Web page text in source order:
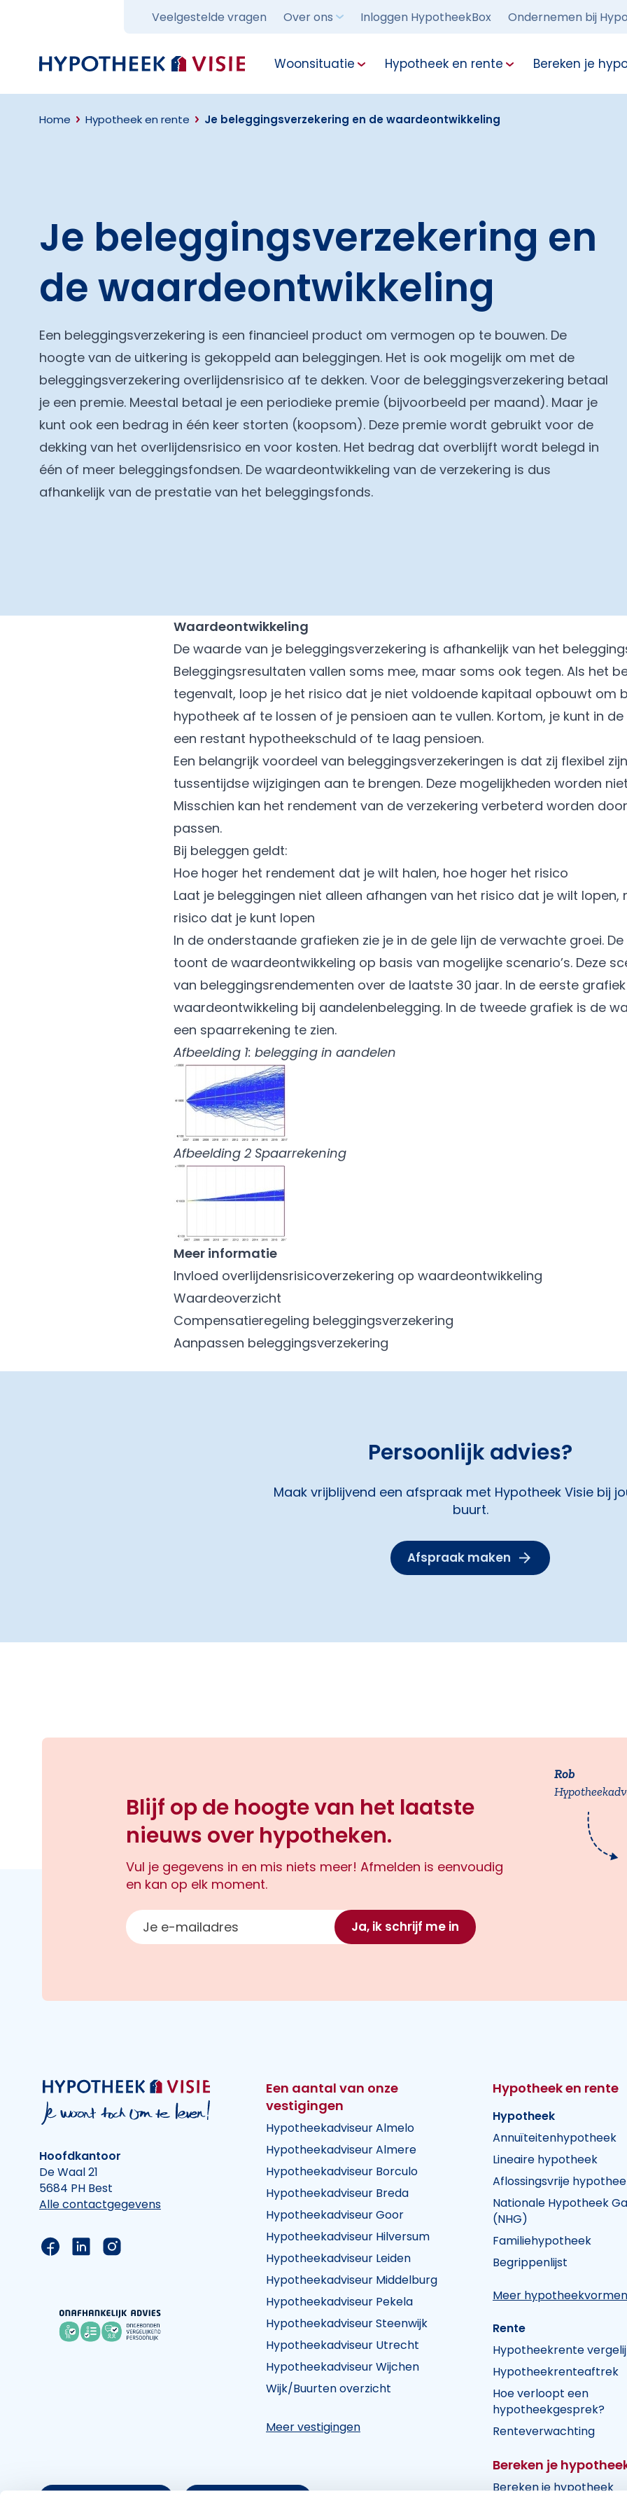
Veelgestelde vragen Over ons Inloggen HypotheekBox Ondernemen bij
Terug naar home Woonsituatie Hypotheek en rente Bereken je
Home Hypotheek en rente Je beleggingsverzekering en de waardeontwikkeling
Je beleggingsverzekering en
de waardeontwikkeling
Een beleggingsverzekering is een financieel product om vermogen op te bouwen. De
hoogte van de uitkering is gekoppeld aan beleggingen. Het is ook mogelijk om met de
beleggingsverzekering overlijdensrisico af te dekken. Voor de beleggingsverzekering betaal
je een premie. Meestal betaal je een periodieke premie (bijvoorbeeld per maand). Maar je
kunt ook een bedrag in één keer storten (koopsom). Deze premie wordt gebruikt voor de
dekking van het overlijdensrisico en voor kosten. Het bedrag dat overblijft wordt belegd in
één of meer beleggingsfondsen. De waardeontwikkeling van de verzekering is dus
afhankelijk van de prestatie van het beleggingsfonds.
Waardeontwikkeling
De waarde van je beleggingsverzekering is afhankelijk van het
Beleggingsresultaten vallen soms mee, maar soms ook tegen. Als het
tegenvalt, loop je het risico dat je niet voldoende kapitaal opbouwt om
hypotheek af te lossen of je pensioen aan te vullen. Kortom, je kunt in
een restant hypotheekschuld of te laag pensioen.
Een belangrijk voordeel van beleggingsverzekeringen is dat zij flexibel
tussentijdse wijzigingen aan te brengen. Deze mogelijkheden worden
Misschien kan het rendement van de verzekering verbeterd worden
passen.
Bij beleggen geldt:
Hoe hoger het rendement dat je wilt halen, hoe hoger het risico
Laat je beleggingen niet alleen afhangen van het risico dat je wilt lopen,
risico dat je kunt lopen
In de onderstaande grafieken zie je in de gele lijn de verwachte groei.
toont de waardeontwikkeling op basis van mogelijke scenario’s. Deze
van beleggingsrendementen over de laatste 30 jaar. In de eerste
waardeontwikkeling bij aandelenbelegging. In de tweede grafiek is de
een spaarrekening te zien.
Afbeelding 1: belegging in aandelen
Afbeelding 2 Spaarrekening
Meer informatie
Invloed overlijdensrisicoverzekering op waardeontwikkeling
Waardeoverzicht
Compensatieregeling beleggingsverzekering
Aanpassen beleggingsverzekering
Persoonlijk advies?
Maak vrijblijvend een afspraak met Hypotheek Visie bij
buurt.
Afspraak maken
Blijf op de hoogte van het laatste
nieuws over hypotheken.
Vul je gegevens in en mis niets meer! Afmelden is eenvoudig
en kan op elk moment.
E-mailadres
Ja, ik schrijf me in
Rob
Hoofdkantoor
De Waal 21
5684 PH Best
Alle contactgegevens
Link naar de Facebook pagina van Hypotheek Visie
Link naar de LinkedIn pagina van Hypotheek Visie
Link naar de Instagram pagina van Hypotheek Visie
Een aantal van onze
vestigingen
Hypotheekadviseur Almelo
Hypotheekadviseur Almere
Hypotheekadviseur Borculo
Hypotheekadviseur Breda
Hypotheekadviseur Goor
Hypotheekadviseur Hilversum
Hypotheekadviseur Leiden
Hypotheekadviseur Middelburg
Hypotheekadviseur Pekela
Hypotheekadviseur Steenwijk
Hypotheekadviseur Utrecht
Hypotheekadviseur Wijchen
Wijk/Buurten overzicht
Meer vestigingen
Hypotheek en rente
Hypotheek
Annuïteitenhypotheek
Lineaire hypotheek
Aflossingsvrije
Nationale Hypotheek
(NHG)
Familiehypotheek
Begrippenlijst
Meer hypotheekvormen
Rente
Hypotheekrente
Hypotheekrenteaftrek
Hoe verloopt een
hypotheekgesprek?
Renteverwachting
Bereken je
Bereken je hypotheek